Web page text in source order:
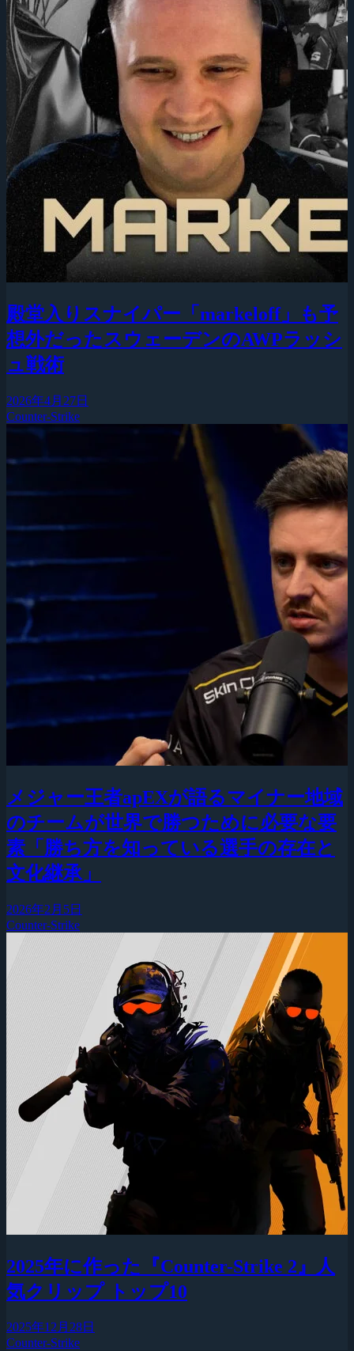
殿堂入りスナイパー「markeloff」も予
想外だったスウェーデンのAWPラッシ
ュ戦術
2026年4月27日
Counter-Strike
メジャー王者apEXが語るマイナー地域
のチームが世界で勝つために必要な要
素「勝ち方を知っている選手の存在と
文化継承」
2026年2月5日
Counter-Strike
2025年に作った『Counter-Strike 2』人
気クリップ トップ10
2025年12月28日
Counter-Strike